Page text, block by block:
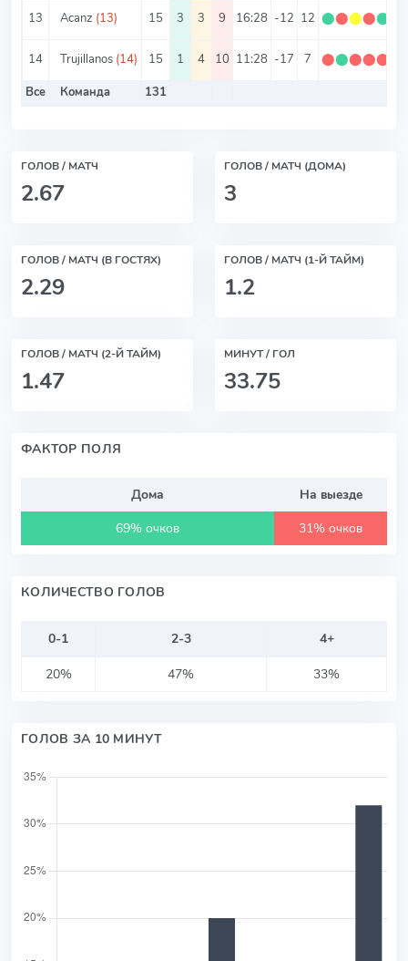
13 Acanz (13) 15 3 3 9 16:28 -12 12 ⬤⬤⬤⬤⬤
14 Trujillanos (14) 15 1 4 10 11:28 -17 7 ⬤⬤⬤⬤⬤
Все
Команда 131
ГОЛОВ / МАТЧ
2.67
ГОЛОВ / МАТЧ (ДОМА)
3
ГОЛОВ / МАТЧ (В ГОСТЯХ)
2.29
ГОЛОВ / МАТЧ (1-Й ТАЙМ)
1.2
ГОЛОВ / МАТЧ (2-Й ТАЙМ)
1.47
МИНУТ / ГОЛ
33.75
ФАКТОР ПОЛЯ
Дома
На выезде
69% очков
31% очков
КОЛИЧЕСТВО ГОЛОВ
0-1 2-3
4+
20%
47% 33%
ГОЛОВ ЗА 10 МИНУТ